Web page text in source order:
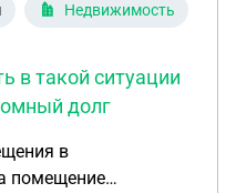
Недвижимость
в такой ситуации
долг
в
помещение